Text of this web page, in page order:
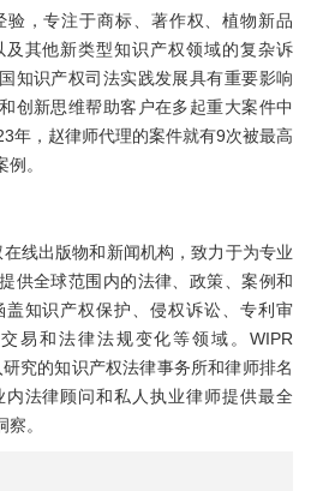
，专注于商标、著作权、植物新品
其他新类型知识产权领域的复杂诉
知识产权司法实践发展具有重要影响
创新思维帮助客户在多起重大案件中
年，赵律师代理的案件就有9次被最高
。
线出版物和新闻机构，致力于为专业
供全球范围内的法律、政策、案例和
知识产权保护、侵权诉讼、专利审
易和法律法规变化等领域。WIPR
究的知识产权法律事务所和律师排名
法律顾问和私人执业律师提供最全
。